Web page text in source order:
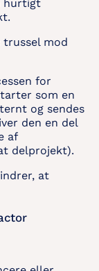
hurtigt
mod
for
som en
og sendes
den en del
af
delprojekt).
at